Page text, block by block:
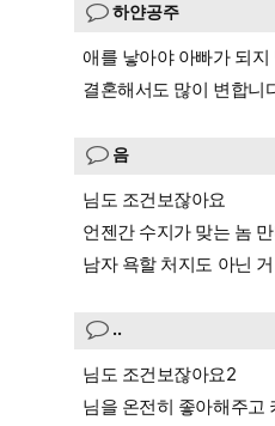
하얀공주
애를 낳아야 아빠가 되
결혼해서도 많이 변합니
음
님도 조건보잖아요
언젠간 수지가 맞는 놈
남자 욕할 처지도 아닌
..
님도 조건보잖아요2
님을 온전히 좋아해주고